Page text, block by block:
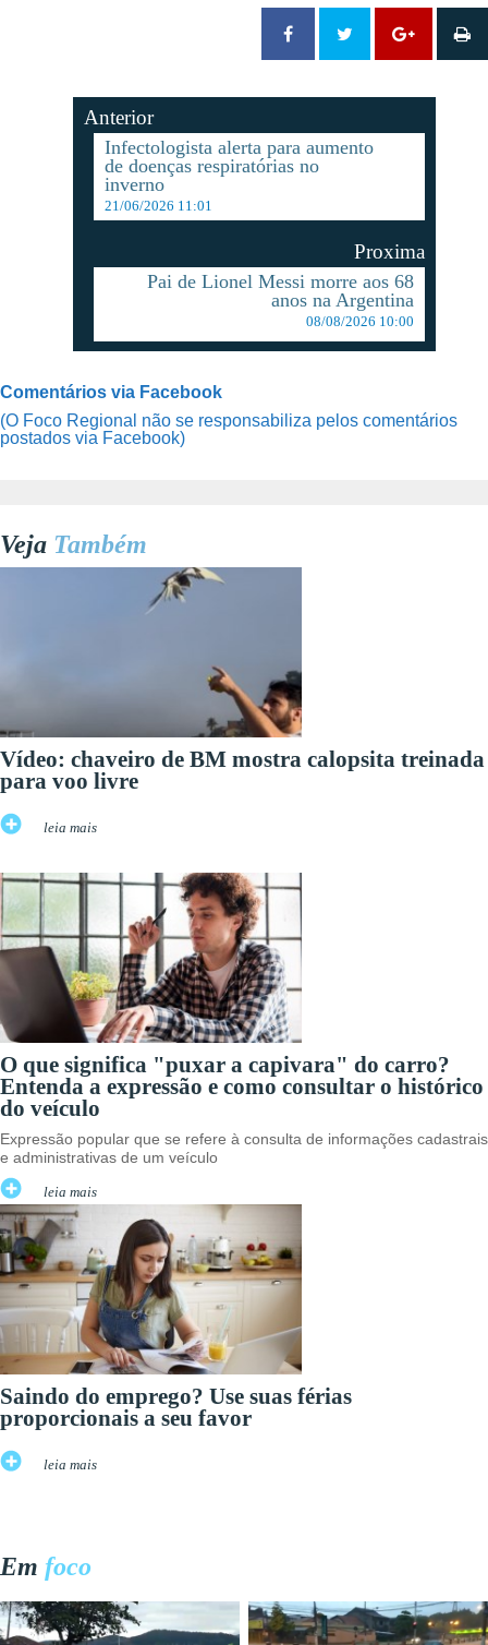
Anterior
Infectologista alerta para aumento
de doenças respiratórias no
inverno
21/06/2026 11:01
Proxima
Pai de Lionel Messi morre aos 68
anos na Argentina
08/08/2026 10:00
Comentários via Facebook
(O Foco Regional não se responsabiliza pelos comentários
postados via Facebook)
Veja Também
Vídeo: chaveiro de BM mostra calopsita treinada
para voo livre
leia mais
O que significa "puxar a capivara" do carro?
Entenda a expressão e como consultar o histórico
do veículo
Expressão popular que se refere à consulta de informações cadastrais
e administrativas de um veículo
leia mais
Saindo do emprego? Use suas férias
proporcionais a seu favor
leia mais
Em foco